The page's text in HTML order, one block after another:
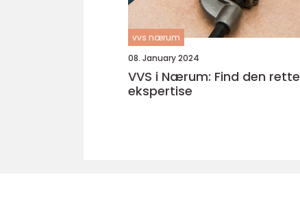
vvs nærum
08. January 2024
VVS i Nærum: Find den rette
ekspertise